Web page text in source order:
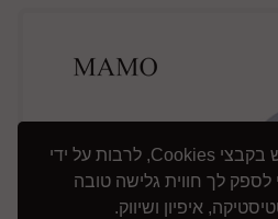
אתר זה עושה שימוש בקבצי Cookies, לרבות על ידי
לספק לך חווית גלישה טובה
איפיון ושיווק.